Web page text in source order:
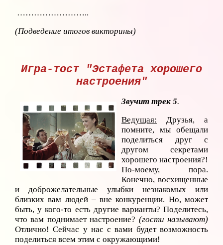
……………………..
(Подведение итогов викторины)
Игра-тост "Эстафета хорошего
настроения"
Звучит трек 5.
Ведущая: Друзья, а
помните, мы обещали
поделиться друг с
другом секретами
хорошего настроения?!
По-моему, пора.
Конечно, восхищенные
и доброжелательные улыбки незнакомых или
близких вам людей – вне конкуренции. Но, может
быть, у кого-то есть другие варианты? Поделитесь,
что вам поднимает настроение? (гости называют)
Отлично! Сейчас у нас с вами будет возможность
поделиться всем этим с окружающими!